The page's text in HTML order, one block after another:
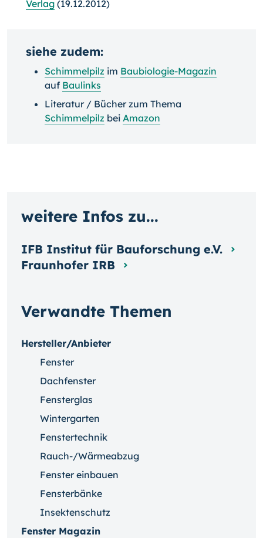
Verlag (19.12.2012)
siehe zudem:
Schimmelpilz im Baubiologie-Magazin
auf Baulinks
Literatur / Bücher zum Thema
Schimmelpilz bei Amazon
Verwandte Themen
Hersteller/Anbieter
Fenster
Dachfenster
Fensterglas
Wintergarten
Fenstertechnik
Rauch-/Wärmeabzug
Fenster einbauen
Fensterbänke
Insektenschutz
Fenster Magazin
weitere Infos zu...
IFB Institut für Bauforschung e.V.
Fraunhofer IRB